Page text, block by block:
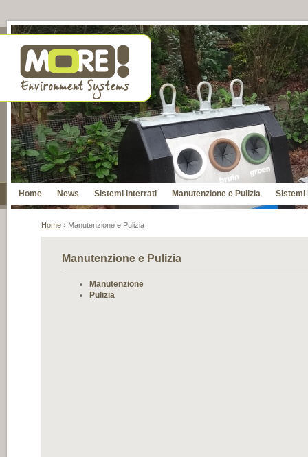
Home News Sistemi interrati Manutenzione e Pulizia Sistemi
Home › Manutenzione e Pulizia
Manutenzione e Pulizia
Manutenzione
Pulizia